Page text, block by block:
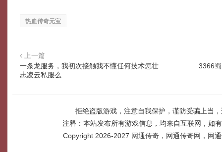
热血传奇元宝
上一篇
一条龙服务，我初次接触我不懂任何技术怎壮
志凌云私服么
3366
拒绝盗版游戏，注意自我保护，谨防受骗上当
注释：本站发布所有游戏信息，均来自互联网，如
Copyright 2026-2027 网通传奇，网通传奇网，网